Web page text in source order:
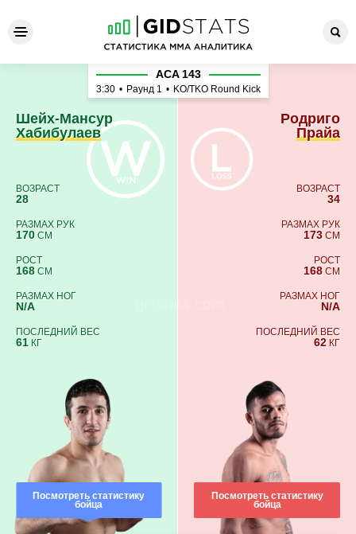
Шейх-Мансур Хабибулаев -
Шейх-Мансур
Хабибулаев
ВОЗРАСТ
28
РАЗМАХ РУК
170 СМ
РОСТ
168 СМ
РАЗМАХ НОГ
N/A
ПОСЛЕДНИЙ ВЕС
61 КГ
Посмотреть статистику
бойца
ACA 143
3:30 • Раунд 1 • KO/TKO Round Kick
Родриго
Прайа
ВОЗРАСТ
34
РАЗМАХ РУК
173 СМ
РОСТ
168 СМ
РАЗМАХ НОГ
N/A
ПОСЛЕДНИЙ ВЕС
62 КГ
Посмотреть статистику
бойца